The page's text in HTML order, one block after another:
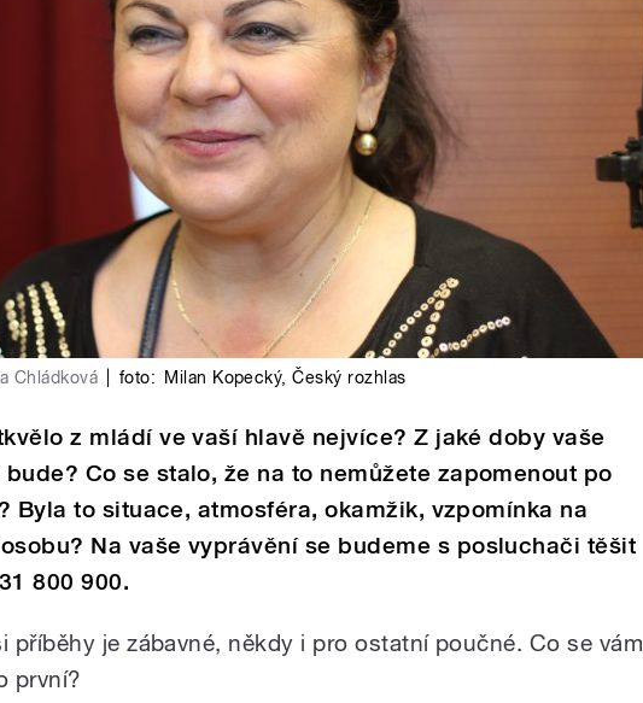
Chládková foto: Milan Kopecký,Český rozhlas
z mládí ve vaší hlavě nejvíce? Z jaké doby vaše
Co se stalo, že na to nemůžete zapomenout po
Byla to situace, atmosféra, okamžik, vzpomínka na
Na vaše vyprávění se budeme s posluchači těšit
800 900.
příběhy je zábavné, někdy i pro ostatní poučné. Co se vám
první?